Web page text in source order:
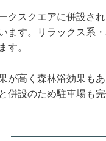
クスクエアに併設さ
ます。リラックス系
す。
が高く森林浴効果も
併設のため駐車場も